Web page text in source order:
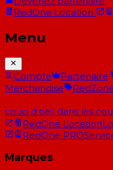
RedOne Location
Menu
Compte Partenaire
Merchandise
coup d'oeil dans les
RedOne Location
RedOne PRO
Marques